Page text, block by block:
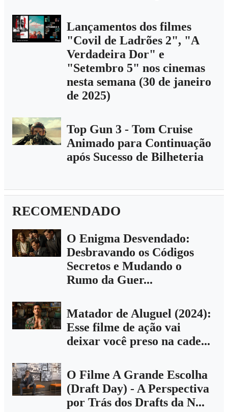
Lançamentos dos filmes
"Covil de Ladrões 2", "A
Verdadeira Dor" e
"Setembro 5" nos cinemas
nesta semana (30 de janeiro
de 2025)
Top Gun 3 - Tom Cruise
Animado para Continuação
após Sucesso de Bilheteria
RECOMENDADO
O Enigma Desvendado:
Desbravando os Códigos
Secretos e Mudando o
Rumo da Guer...
Matador de Aluguel (2024):
Esse filme de ação vai
deixar você preso na cade...
O Filme A Grande Escolha
(Draft Day) - A Perspectiva
por Trás dos Drafts da N...